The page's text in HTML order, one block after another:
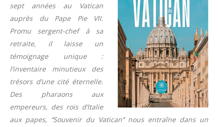
sept années au Vatican
auprès du Pape Pie VII.
Promu sergent-chef à sa
retraite, il laisse un
témoignage unique :
l’inventaire minutieux des
trésors d’une cité éternelle.
Des pharaons aux
empereurs, des rois d’Italie
aux papes, ‘’Souvenir du Vatican’’ nous entraîne dans un